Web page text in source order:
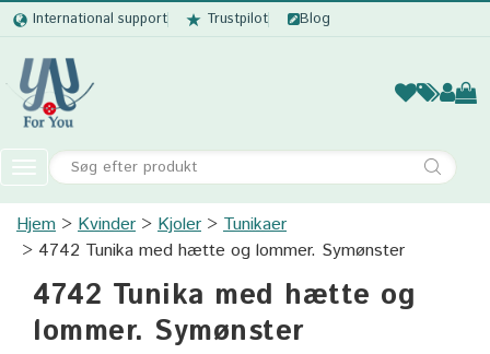
International support Trustpilot Blog
Kvinder
Toggle
navigation
Kvinder
Hjem Kvinder Kjoler
Tunikaer
4742 Tunika med hætte og lommer. Symønster
4742 Tunika med hætte og
lommer. Symønster